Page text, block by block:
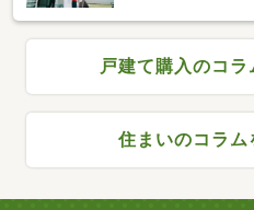
戸建て購入のコ
住まいのコラム